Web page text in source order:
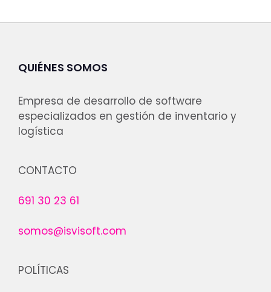
QUIÉNES SOMOS
Empresa de desarrollo de software
especializados en gestión de inventario y
logística
CONTACTO
691 30 23 61
somos@isvisoft.com
POLÍTICAS